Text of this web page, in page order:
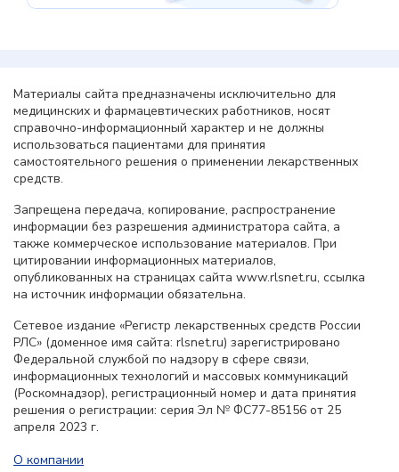
Материалы сайта предназначены исключительно для
медицинских и фармацевтических работников, носят
справочно-информационный характер и не должны
использоваться пациентами для принятия
самостоятельного решения о применении лекарственных
средств.
Запрещена передача, копирование, распространение
информации без разрешения администратора сайта, а
также коммерческое использование материалов. При
цитировании информационных материалов,
опубликованных на страницах сайта www.rlsnet.ru, ссылка
на источник информации обязательна.
Сетевое издание «Регистр лекарственных средств России
РЛС» (доменное имя сайта: rlsnet.ru) зарегистрировано
Федеральной службой по надзору в сфере связи,
информационных технологий и массовых коммуникаций
(Роскомнадзор), регистрационный номер и дата принятия
решения о регистрации: серия Эл № ФС77-85156 от 25
апреля 2023 г.
О компании